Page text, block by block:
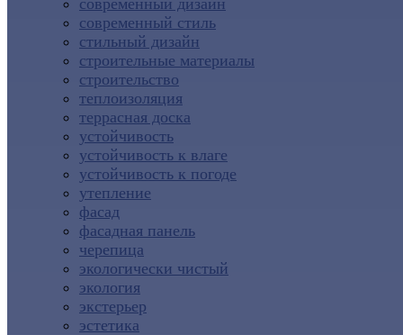
современный дизайн
современный стиль
стильный дизайн
строительные материалы
строительство
теплоизоляция
террасная доска
устойчивость
устойчивость к влаге
устойчивость к погоде
утепление
фасад
фасадная панель
черепица
экологически чистый
экология
экстерьер
эстетика